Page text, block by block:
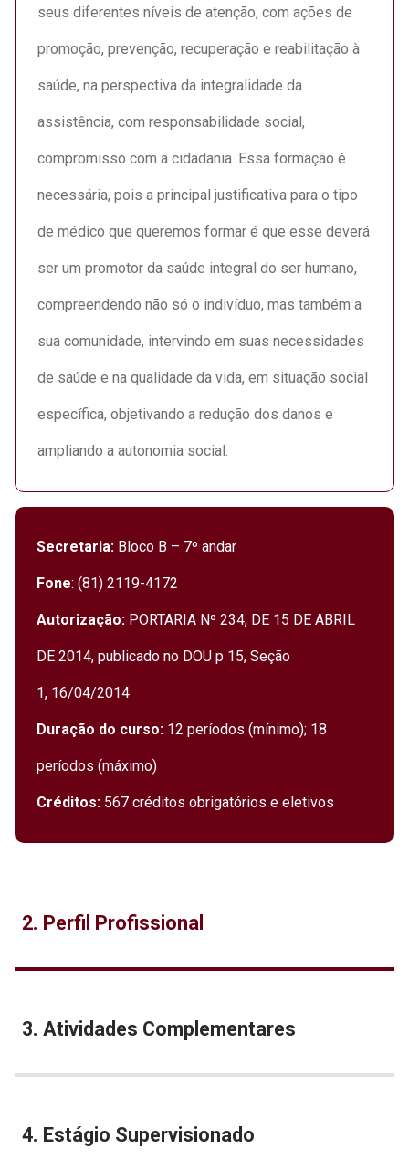
seus diferentes níveis de atenção, com ações de
promoção, prevenção, recuperação e reabilitação à
saúde, na perspectiva da integralidade da
assistência, com responsabilidade social,
compromisso com a cidadania. Essa formação é
necessária, pois a principal justificativa para o tipo
de médico que queremos formar é que esse deverá
ser um promotor da saúde integral do ser humano,
compreendendo não só o indivíduo, mas também a
sua comunidade, intervindo em suas necessidades
de saúde e na qualidade da vida, em situação social
específica, objetivando a redução dos danos e
ampliando a autonomia social.
Secretaria: Bloco B – 7º andar
Fone: (81) 2119-4172
Autorização: PORTARIA Nº 234, DE 15 DE ABRIL
DE 2014, publicado no DOU p 15, Seção
1, 16/04/2014
Duração do curso: 12 períodos (mínimo); 18
períodos (máximo)
Créditos: 567 créditos obrigatórios e eletivos
2. Perfil Profissional
3. Atividades Complementares
4. Estágio Supervisionado